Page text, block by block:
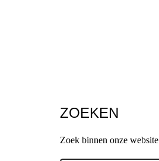
ZOEKEN
Zoek binnen onze website